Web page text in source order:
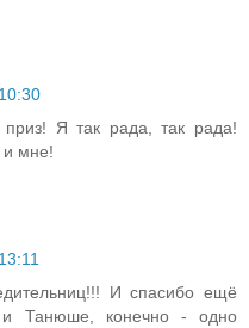
Я так рада, так рада!
и мне!
И спасибо ещё
и Танюше, конечно - одно